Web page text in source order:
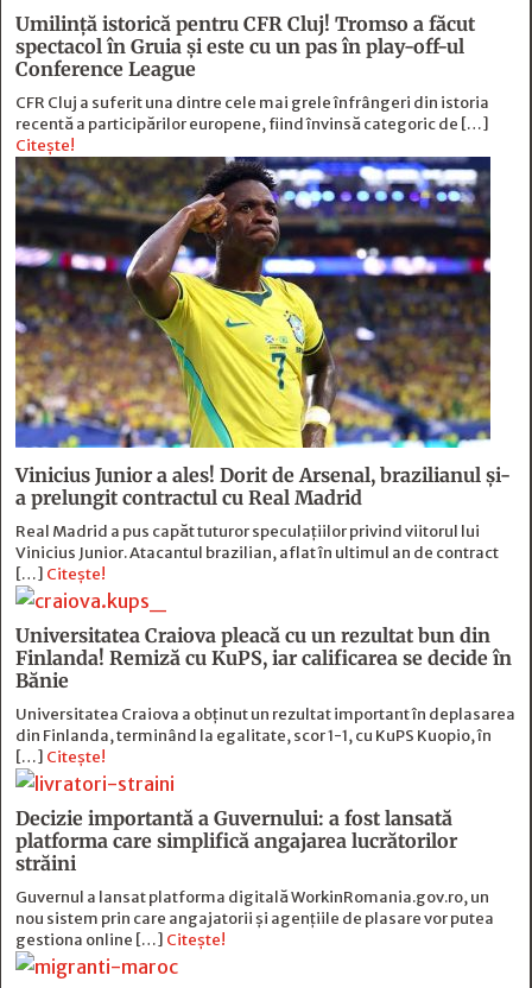
Umilință istorică pentru CFR Cluj! Tromso a făcut
spectacol în Gruia și este cu un pas în play-off-ul
Conference League
CFR Cluj a suferit una dintre cele mai grele înfrângeri din istoria
recentă a participărilor europene, fiind învinsă categoric de […]
Citește!
Vinicius Junior a ales! Dorit de Arsenal, brazilianul și-
a prelungit contractul cu Real Madrid
Real Madrid a pus capăt tuturor speculațiilor privind viitorul lui
Vinicius Junior. Atacantul brazilian, aflat în ultimul an de contract
[…] Citește!
Universitatea Craiova pleacă cu un rezultat bun din
Finlanda! Remiză cu KuPS, iar calificarea se decide în
Bănie
Universitatea Craiova a obținut un rezultat important în deplasarea
din Finlanda, terminând la egalitate, scor 1-1, cu KuPS Kuopio, în
[…] Citește!
Decizie importantă a Guvernului: a fost lansată
platforma care simplifică angajarea lucrătorilor
străini
Guvernul a lansat platforma digitală WorkinRomania.gov.ro, un
nou sistem prin care angajatorii și agențiile de plasare vor putea
gestiona online […] Citește!